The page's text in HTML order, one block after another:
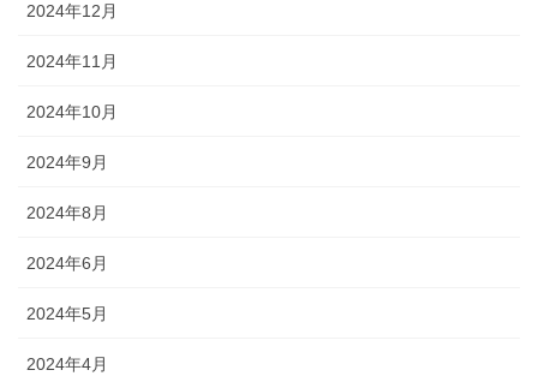
2024年12月
2024年11月
2024年10月
2024年9月
2024年8月
2024年6月
2024年5月
2024年4月